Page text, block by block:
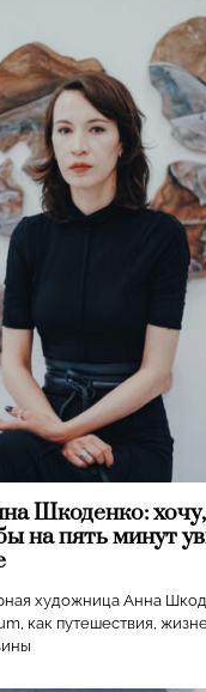
Шкоденко:
на пять минут
художница Анна
как путешествия,